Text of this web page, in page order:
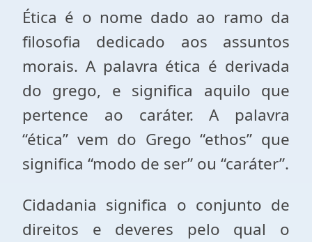
Ética é o nome dado ao ramo da
filosofia dedicado aos assuntos
morais. A palavra ética é derivada
do grego, e significa aquilo que
pertence ao caráter. A palavra
“ética” vem do Grego “ethos” que
significa “modo de ser” ou “caráter”.
Cidadania significa o conjunto de
direitos e deveres pelo qual o